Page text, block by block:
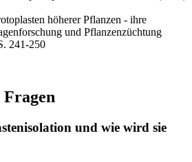
höherer Pflanzen - ihre
und Pflanzenzüchtung
241-250
und wie wird sie